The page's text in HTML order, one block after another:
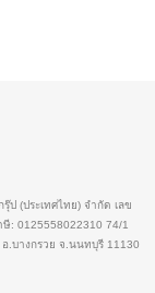
ป (ประเทศไทย) จำกัด เลข
ษี: 0125558022310 74/1
.บางกรวย จ.นนทบุรี 11130